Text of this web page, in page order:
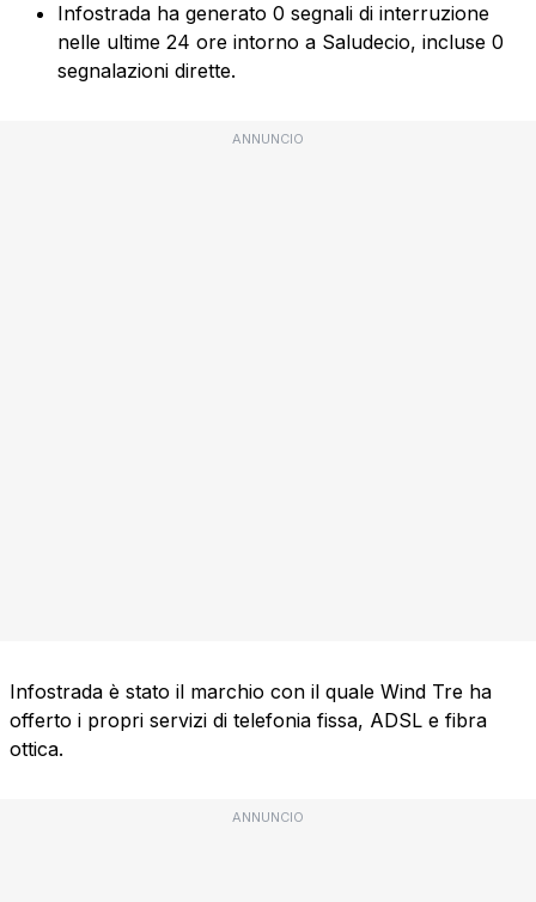
Infostrada ha generato 0 segnali di interruzione
nelle ultime 24 ore intorno a Saludecio, incluse 0
segnalazioni dirette.
ANNUNCIO
Infostrada è stato il marchio con il quale Wind Tre ha
offerto i propri servizi di telefonia fissa, ADSL e fibra
ottica.
ANNUNCIO